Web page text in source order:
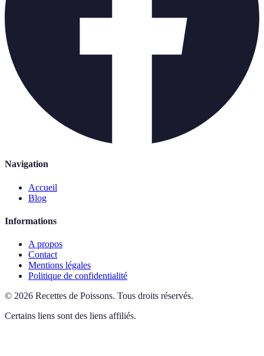
Navigation
Accueil
Blog
Informations
A propos
Contact
Mentions légales
Politique de confidentialité
© 2026 Recettes de Poissons. Tous droits réservés.
Certains liens sont des liens affiliés.